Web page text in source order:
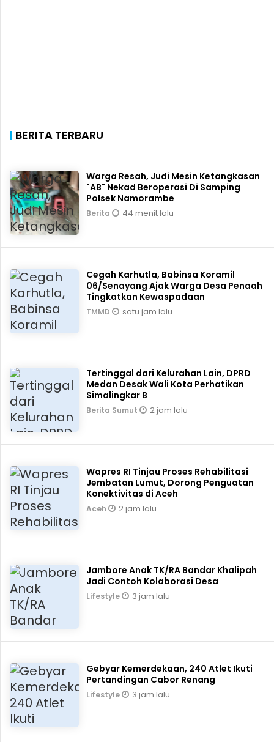
BERITA TERBARU
Warga Resah, Judi Mesin Ketangkasan
"AB" Nekad Beroperasi Di Samping
Polsek Namorambe
Berita 44 menit lalu
Cegah Karhutla, Babinsa Koramil
06/Senayang Ajak Warga Desa Penaah
Tingkatkan Kewaspadaan
TMMD satu jam lalu
Tertinggal dari Kelurahan Lain, DPRD
Medan Desak Wali Kota Perhatikan
Simalingkar B
Berita Sumut 2 jam lalu
Wapres RI Tinjau Proses Rehabilitasi
Jembatan Lumut, Dorong Penguatan
Konektivitas di Aceh
Aceh 2 jam lalu
Jambore Anak TK/RA Bandar Khalipah
Jadi Contoh Kolaborasi Desa
Lifestyle 3 jam lalu
Gebyar Kemerdekaan, 240 Atlet Ikuti
Pertandingan Cabor Renang
Lifestyle 3 jam lalu